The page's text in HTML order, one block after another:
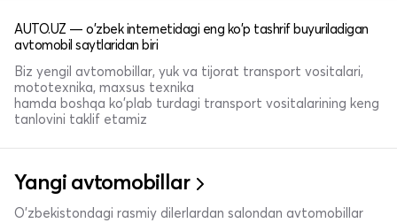
AUTO.UZ — o'zbek internetidagi eng ko'p tashrif buyuriladigan
avtomobil saytlaridan biri
Biz yengil avtomobillar, yuk va tijorat transport vositalari,
mototexnika, maxsus texnika
hamda boshqa ko'plab turdagi transport vositalarining keng
tanlovini taklif etamiz
Yangi avtomobillar
O'zbekistondagi rasmiy dilerlardan salondan avtomobillar